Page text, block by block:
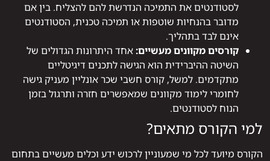
לסטודנטים את התמיכה הנדרשת להם להצליח. בין אם
מדובר בהנחיות שוטפות או תמיכה טכנית, הסטודנטים
אינם לבד בתהליך.
קורסים מקוונים מעשיים:אחד היתרונות הגדולים של
השיטה ההיברידית הוא הגישה לתכנים דיגיטליים
מתקדמים. למשל, קורס חשבי שכר אונליין מעניק גישה
לחומרי לימוד מקוונים שמאפשרים חזרה ותרגול בזמן
הנוח לסטודנטים.
למי הקורס מתאים?
הקורס מיועד לכל מי שמעוניין לרכוש ידע וכלים מעשיים בתחום